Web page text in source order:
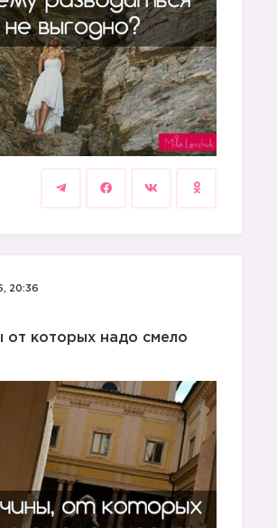
20:36
от которых надо смело